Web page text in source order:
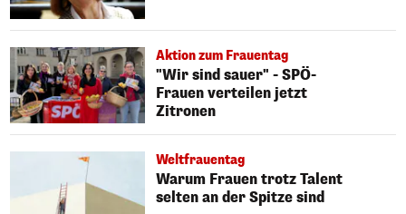
Aktion zum Frauentag
"Wir sind sauer" - SPÖ-
Frauen verteilen jetzt
Zitronen
Weltfrauentag
Warum Frauen trotz Talent
selten an der Spitze sind